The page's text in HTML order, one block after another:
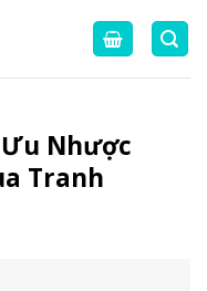
Ưu Nhược
Tranh